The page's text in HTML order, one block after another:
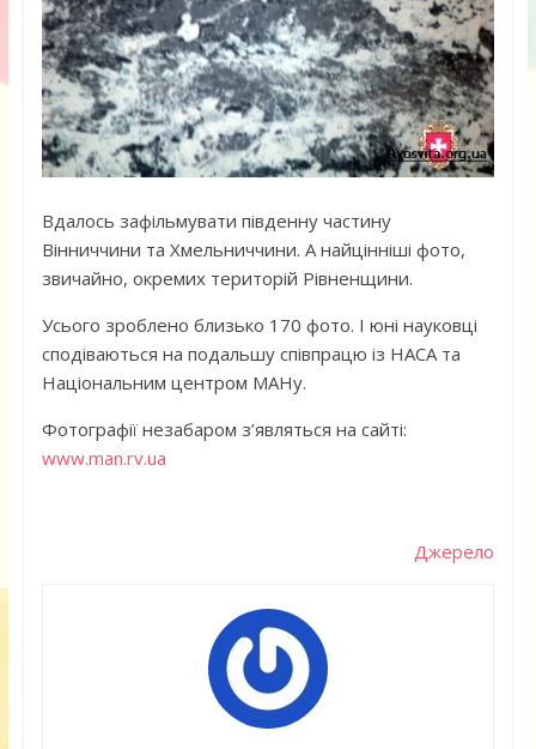
Вдалось зафільмувати південну частину
Вінниччини та Хмельниччини. А найцінніші фото,
звичайно, окремих територій Рівненщини.
Усього зроблено близько 170 фото. І юні науковці
сподіваються на подальшу співпрацю із НАСА та
Національним центром МАНу.
Фотографії незабаром з’являться на сайті:
www.man.rv.ua
Джерело